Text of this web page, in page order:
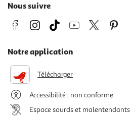
Nous suivre
Notre application
Télécharger
Accessibilité : non conforme
Espace sourds et malentendants